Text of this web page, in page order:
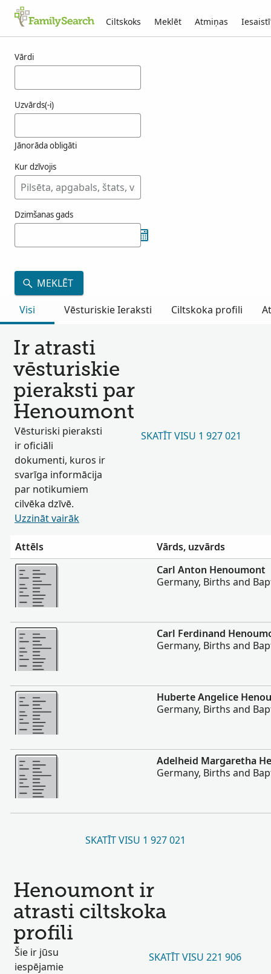
Ciltskoks Meklēt Atmiņas
Vārdi
Uzvārds(-i)
Jānorāda obligāti
Kur dzīvojis
Dzimšanas gads
MEKLĒT
Visi
Vēsturiskie Ieraksti Ciltskoka profili
Ir atrasti
vēsturiskie
pieraksti par
Henoumont
Vēsturiski pieraksti
ir oficiāli
dokumenti, kuros ir
svarīga informācija
par notikumiem
cilvēka dzīvē.
Uzzināt vairāk
SKATĪT VISU 1 927 021
Attēls
Vārds, uzvārds
Vairāk
Carl Anton Henoumont
Germany, Births and
Vairāk
Carl Ferdinand
Germany, Births and
Vairāk
Huberte Angelice
Germany, Births and
Vairāk
Adelheid Margaretha
Germany, Births and
SKATĪT VISU 1 927 021
Henoumont ir
atrasti ciltskoka
profili
Šie ir jūsu
iespējamie
SKATĪT VISU 221 906